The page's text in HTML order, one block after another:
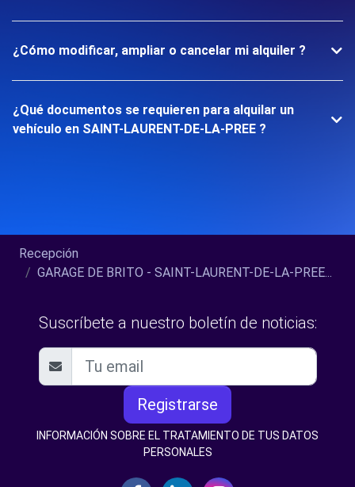
¿Cómo modificar, ampliar o cancelar mi alquiler ?
¿Qué documentos se requieren para alquilar un
vehículo en SAINT-LAURENT-DE-LA-PREE ?
Recepción
GARAGE DE BRITO - SAINT-LAURENT-DE-LA-PREE...
Suscríbete a nuestro boletín de noticias:
Registrarse
INFORMACIÓN SOBRE EL TRATAMIENTO DE TUS DATOS
PERSONALES